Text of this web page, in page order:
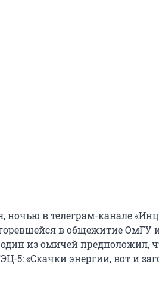
ночью в телеграм-канале
в общежитие ОмГУ
из омичей предположил,
5: «Скачки энергии, вот и